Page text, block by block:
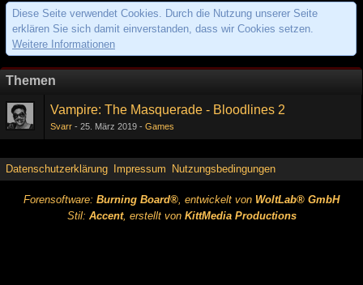
Diese Seite verwendet Cookies. Durch die Nutzung unserer Seite
erklären Sie sich damit einverstanden, dass wir Cookies setzen.
Weitere Informationen
Themen
Vampire: The Masquerade - Bloodlines 2
Svarr 25. März 2019 Games
Datenschutzerklärung Impressum Nutzungsbedingungen
Forensoftware: Burning Board®, entwickelt von WoltLab® GmbH
Stil: Accent, erstellt von KittMedia Productions